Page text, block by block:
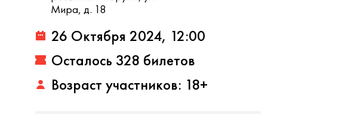
Мира, д. 18
26 Октября 2024, 12:00
Осталось 328 билетов
Возраст участников: 18+